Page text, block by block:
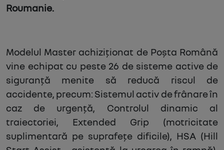
Roumanie.
Modelul Master achiziționat de Poșta Română
vine echipat cu peste 26 de sisteme active de
siguranță menite să reducă riscul de
accidente, precum: Sistemul activ de frânare în
caz de urgență, Controlul dinamic al
traiectoriei, Extended Grip (motricitate
suplimentară pe suprafețe dificile), HSA (Hill